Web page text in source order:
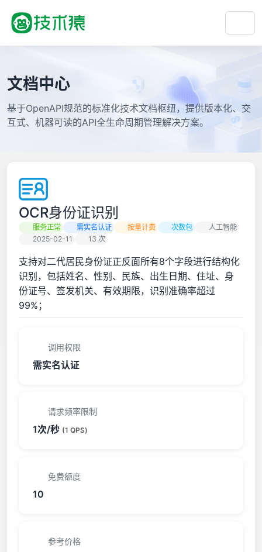
文档中心
基于OpenAPI规范的标准化技术文档枢纽，提供版本化、交
互式、机器可读的API全生命周期管理解决方案。
OCR身份证识别
服务正常 需实名认证 按量计费 次数包
人工智能
2025-02-11
13 次
支持对二代居民身份证正反面所有8个字段进行结构化
识别，包括姓名、性别、民族、出生日期、住址、身
份证号、签发机关、有效期限，识别准确率超过
99%；
调用权限
需实名认证
请求频率限制
1次/秒 (1 QPS)
免费额度
10
参考价格